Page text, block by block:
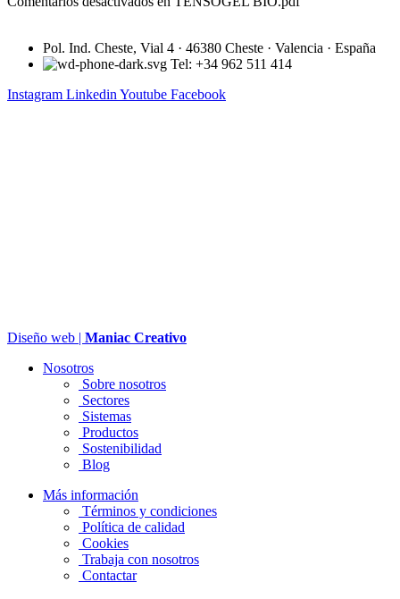
Pol. Ind. Cheste, Vial 4 · 46380 Cheste · Valencia · España
Tel: +34 962 511 414
Instagram Linkedin Youtube Facebook
Diseño web | Maniac Creativo
Nosotros
Sobre nosotros
Sectores
Sistemas
Productos
Sostenibilidad
Blog
Más información
Términos y condiciones
Política de calidad
Cookies
Trabaja con nosotros
Contactar